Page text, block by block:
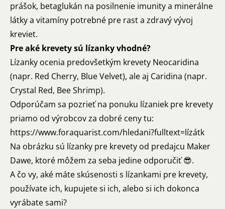
prášok, betaglukán na posilnenie imunity a minerálne
látky a vitamíny potrebné pre rast a zdravý vývoj
kreviet.
Pre aké krevety sú lízanky vhodné?
Lízanky ocenia predovšetkým krevety Neocaridina
(napr. Red Cherry, Blue Velvet), ale aj Caridina (napr.
Crystal Red, Bee Shrimp).
Odporúčam sa pozrieť na ponuku lízaniek pre krevety
priamo od výrobcov za dobré ceny tu:
https://www.foraquarist.com/hledani?fulltext=lízátk
Na obrázku sú lízanky pre krevety od predajcu Maker
Dawe, ktoré môžem za seba jedine odporučiť 😎.
A čo vy, aké máte skúsenosti s lízankami pre krevety,
používate ich, kupujete si ich, alebo si ich dokonca
vyrábate sami?